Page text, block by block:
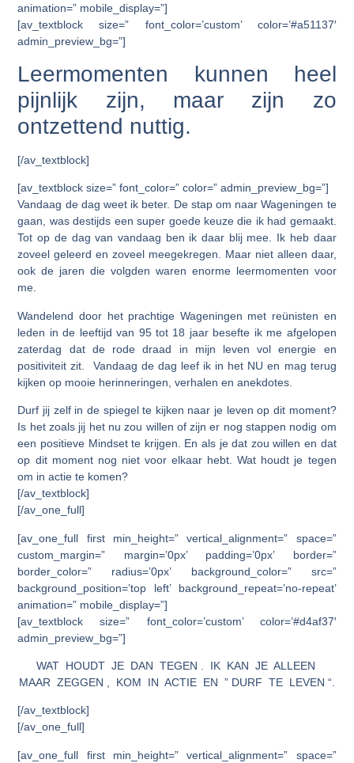
animation=” mobile_display=”]
[av_textblock size=” font_color=’custom’ color=’#a51137′
admin_preview_bg=”]
Leermomenten kunnen heel
pijnlijk zijn, maar zijn zo
ontzettend nuttig.
[/av_textblock]
[av_textblock size=” font_color=” color=” admin_preview_bg=”]
Vandaag de dag weet ik beter. De stap om naar Wageningen te
gaan, was destijds een super goede keuze die ik had gemaakt.
Tot op de dag van vandaag ben ik daar blij mee. Ik heb daar
zoveel geleerd en zoveel meegekregen. Maar niet alleen daar,
ook de jaren die volgden waren enorme leermomenten voor
me.
Wandelend door het prachtige Wageningen met reünisten en
leden in de leeftijd van 95 tot 18 jaar besefte ik me afgelopen
zaterdag dat de rode draad in mijn leven vol energie en
positiviteit zit. Vandaag de dag leef ik in het NU en mag terug
kijken op mooie herinneringen, verhalen en anekdotes.
Durf jij zelf in de spiegel te kijken naar je leven op dit moment?
Is het zoals jij het nu zou willen of zijn er nog stappen nodig om
een positieve Mindset te krijgen. En als je dat zou willen en dat
op dit moment nog niet voor elkaar hebt. Wat houdt je tegen
om in actie te komen?
[/av_textblock]
[/av_one_full]
[av_one_full first min_height=” vertical_alignment=” space=”
custom_margin=” margin=’0px’ padding=’0px’ border=”
border_color=” radius=’0px’ background_color=” src=”
background_position=’top left’ background_repeat=’no-repeat’
animation=” mobile_display=”]
[av_textblock size=” font_color=’custom’ color=’#d4af37′
admin_preview_bg=”]
WAT HOUDT JE DAN TEGEN . IK KAN JE ALLEEN
MAAR ZEGGEN , KOM IN ACTIE EN ” DURF TE LEVEN “.
[/av_textblock]
[/av_one_full]
[av_one_full first min_height=” vertical_alignment=” space=”